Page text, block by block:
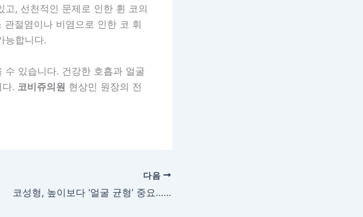
, 선천적인 문제로 인한 휜 코의
절염이나 비염으로 인한 코 휘
능합니다.
있습니다. 건강한 호흡과 얼굴
. 코비쥬의원 현상민 원장의 전
다음
코성형, 높이보다 ‘얼굴 균형’ 중요…기능까지 고려해야 -코비쥬의원 현상민 원장-